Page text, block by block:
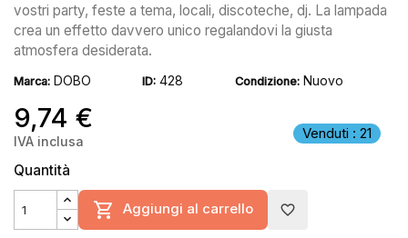
vostri party, feste a tema, locali, discoteche, dj. La lampada
crea un effetto davvero unico regalandovi la giusta
atmosfera desiderata.
Marca: DOBO ID: 428 Condizione: Nuovo
9,74 € Venduti : 21
IVA inclusa
Quantità
 Aggiungi al carrello favorite_border